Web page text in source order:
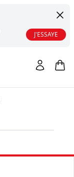
J'ESSAYE